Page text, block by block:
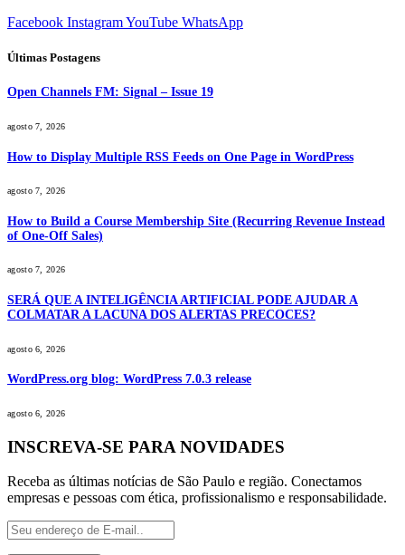
Facebook InstagramYouTube WhatsApp
Últimas Postagens
Open Channels FM: Signal – Issue 19
agosto 7, 2026
How to Display Multiple RSS Feeds on One Page in WordPress
agosto 7, 2026
How to Build a Course Membership Site (Recurring Revenue Instead
of One-Off Sales)
agosto 7, 2026
SERÁ QUE A INTELIGÊNCIA ARTIFICIAL PODE AJUDAR A
COLMATAR A LACUNA DOS ALERTAS PRECOCES?
agosto 6, 2026
WordPress.org blog: WordPress 7.0.3 release
agosto 6, 2026
INSCREVA-SE PARA NOVIDADES
Receba as últimas notícias de São Paulo e região. Conectamos
empresas e pessoas com ética, profissionalismo e responsabilidade.